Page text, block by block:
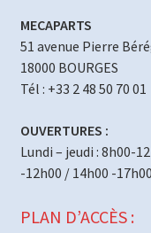
MECAPARTS
51 avenue Pierre
18000 BOURGES
Tél : +33 2 48 50 70 01
OUVERTURES :
Lundi – jeudi : 8h00-
-12h00 / 14h00 -17h00
PLAN D’ACCÈS :